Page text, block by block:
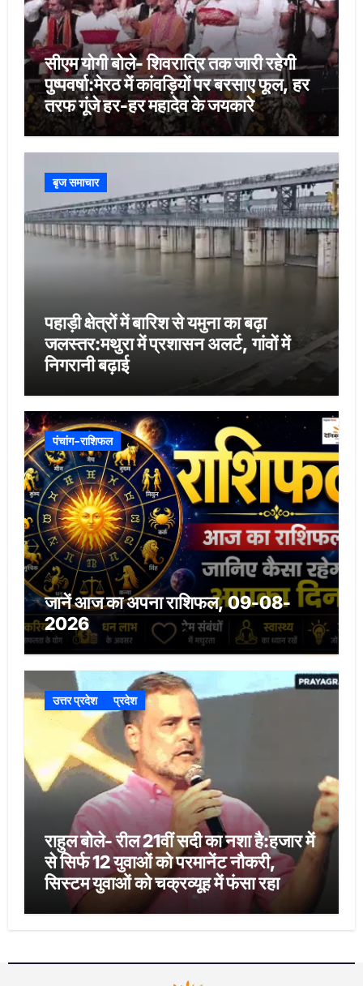
सीएम योगी बोले- शिवरात्रि तक जारी रहेगी
पुष्पवर्षा:मेरठ में कांवड़ियों पर बरसाए फूल, हर
तरफ गूंजे हर-हर महादेव के जयकारे
बृज समाचार
पहाड़ी क्षेत्रों में बारिश से यमुना का बढ़ा
जलस्तर:मथुरा में प्रशासन अलर्ट, गांवों में
निगरानी बढ़ाई
पंचांग-राशिफल
जानें आज का अपना राशिफल, 09-08-
2026
उत्तर प्रदेश प्रदेश
राहुल बोले- रील 21वीं सदी का नशा है:हजार में
से सिर्फ 12 युवाओं को परमानेंट नौकरी,
सिस्टम युवाओं को चक्रव्यूह में फंसा रहा